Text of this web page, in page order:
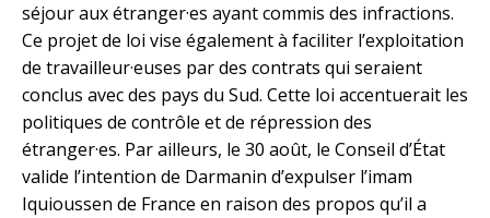
séjour aux étranger·es ayant commis des infractions.
Ce projet de loi vise également à faciliter l’exploitation
de travailleur·euses par des contrats qui seraient
conclus avec des pays du Sud. Cette loi accentuerait les
politiques de contrôle et de répression des
étranger·es. Par ailleurs, le 30 août, le Conseil d’État
valide l’intention de Darmanin d’expulser l’imam
Iquioussen de France en raison des propos qu’il a